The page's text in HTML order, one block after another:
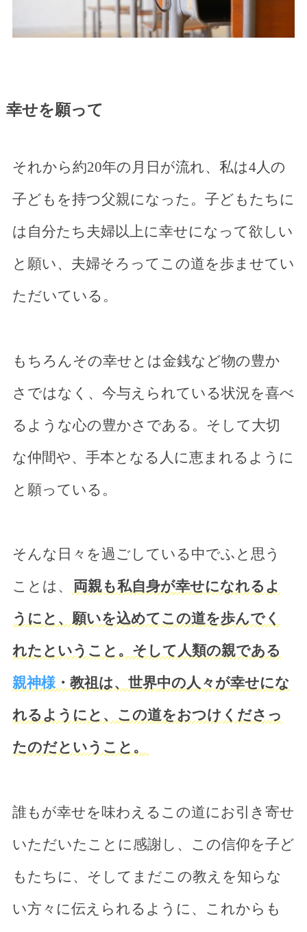
幸せを願って
それから約20年の月日が流れ、私は4人の
子どもを持つ父親になった。子どもたちに
は自分たち夫婦以上に幸せになって欲しい
と願い、夫婦そろってこの道を歩ませてい
ただいている。
もちろんその幸せとは金銭など物の豊か
さではなく、今与えられている状況を喜べ
るような心の豊かさである。そして大切
な仲間や、手本となる人に恵まれるように
と願っている。
そんな日々を過ごしている中でふと思う
ことは、 両親も私自身が幸せになれるよ
うにと、願いを込めてこの道を歩んでく
れたということ。そして人類の親である
親神様・教祖は、世界中の人々が幸せにな
れるようにと、この道をおつけくださっ
たのだということ。
誰もが幸せを味わえるこの道にお引き寄せ
いただいたことに感謝し、この信仰を子ど
もたちに、そしてまだこの教えを知らな
い方々に伝えられるように、これからも